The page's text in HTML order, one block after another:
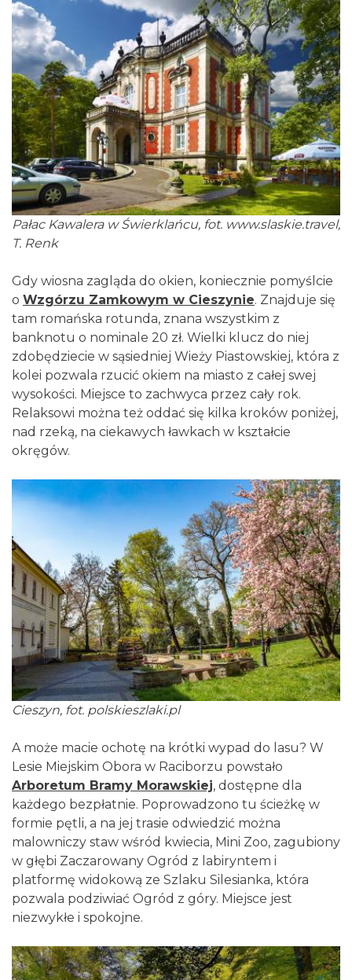
Pałac Kawalera w Świerklańcu, fot. www.slaskie.travel,
T. Renk
Gdy wiosna zagląda do okien, koniecznie pomyślcie
o Wzgórzu Zamkowym w Cieszynie. Znajduje się
tam romańska rotunda, znana wszystkim z
banknotu o nominale 20 zł. Wielki klucz do niej
zdobędziecie w sąsiedniej Wieży Piastowskiej, która z
kolei pozwala rzucić okiem na miasto z całej swej
wysokości. Miejsce to zachwyca przez cały rok.
Relaksowi można też oddać się kilka kroków poniżej,
nad rzeką, na ciekawych ławkach w kształcie
okręgów.
Cieszyn, fot. polskieszlaki.pl
A może macie ochotę na krótki wypad do lasu? W
Lesie Miejskim Obora w Raciborzu powstało
Arboretum Bramy Morawskiej, dostępne dla
każdego bezpłatnie. Poprowadzono tu ścieżkę w
formie pętli, a na jej trasie odwiedzić można
malowniczy staw wśród kwiecia, Mini Zoo, zagubiony
w głębi Zaczarowany Ogród z labiryntem i
platformę widokową ze Szlaku Silesianka, która
pozwala podziwiać Ogród z góry. Miejsce jest
niezwykłe i spokojne.